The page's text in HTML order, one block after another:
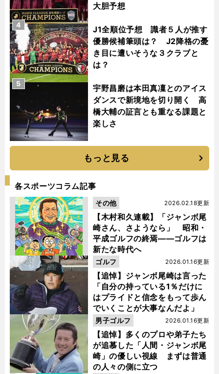
大胆予想
J1全順位予想 識者５人が推す
優勝候補筆頭は？ J2降格の憂
き目に遭いそうな３クラブと
は？
4
宇野昌磨は本田真凜とのアイス
ダンスで新境地を切り開く 高
橋大輔の証言とも重なる課題と
楽しさ
5
もっと見る
各スポーツコラム記事
【木村和久連載】「ジャンボ尾
崎さん、さようなら」 昭和・
平成ゴルフの終焉――ゴルフは
新たな時代へ
2026.02.18更新
その他
【追悼】ジャンボ尾崎は言った
「自分の持っている1％だけに
はプライドと信念をもって歩ん
でいくことが大事なんだよ」
2026.01.16更新
ゴルフ
【追悼】多くのプロや弟子たち
が追慕した「人間・ジャンボ尾
崎」の優しい視線 まずは普通
の人々の側に立つ
2026.01.16更新
男子ゴルフ